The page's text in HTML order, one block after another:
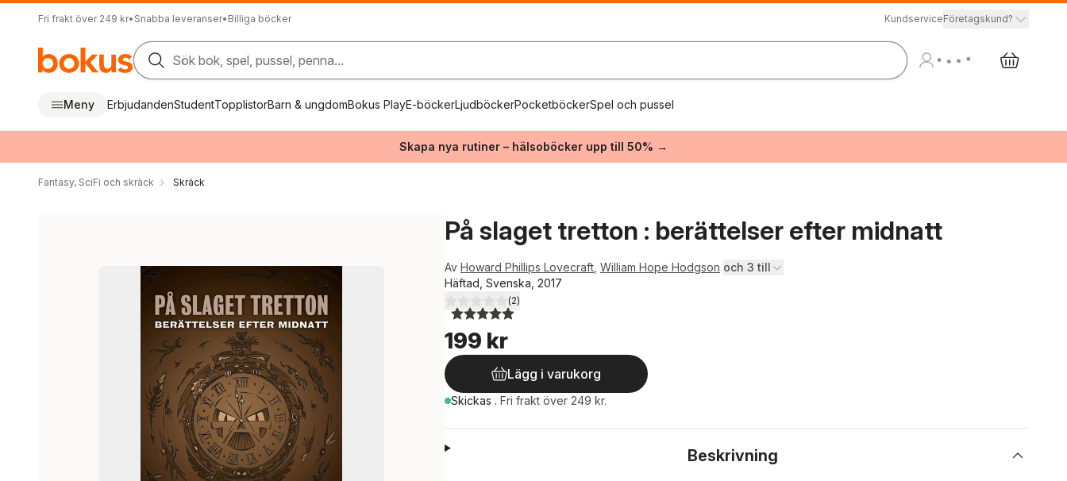
Fri frakt över 249 kr• Snabba leveranser• Billiga böcker KundserviceFöretagskund?
Sök bok, spel, pussel, penna...
Meny ErbjudandenStudentTopplistorBarn & ungdomBokus PlayE-böckerLjudböckerPocketböckerSpel och pussel
Skapa nya rutiner – hälsoböcker upp till 50% →
Fantasy, SciFi och skräck Skräck
På slaget tretton : berättelser efter midnatt
Av Howard Phillips Lovecraft William Hope Hodgson och 3 till
Häftad, Svenska, 2017
5,0utav 5 stjärnor. Totalt antal röster:
(2)
199 kr
Lägg i varukorg
Skickas . Fri frakt över 249 kr.
Beskrivning